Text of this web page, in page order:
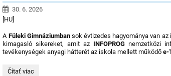
informatike
na
Gymnáziu
Fiľakove:
30. 6. 2026
[HU]
A Füleki Gimnáziumbansok évtizedes hagyománya van
kimagasló sikereket, amit az INFOPROGnemzetközi
tevékenységek anyagi hátterét az iskola mellett működőe-
Digitális
Čítať viac